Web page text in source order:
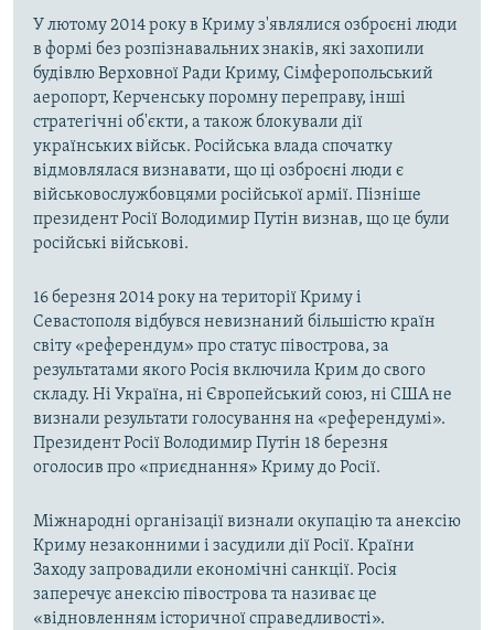
У лютому 2014 року в Криму з'являлися озброєні люди
в формі без розпізнавальних знаків, які захопили
будівлю Верховної Ради Криму, Сімферопольський
аеропорт, Керченську поромну переправу, інші
стратегічні об'єкти, а також блокували дії
українських військ. Російська влада спочатку
відмовлялася визнавати, що ці озброєні люди є
військовослужбовцями російської армії. Пізніше
президент Росії Володимир Путін визнав, що це були
російські військові.
16 березня 2014 року на території Криму і
Севастополя відбувся невизнаний більшістю країн
світу «референдум» про статус півострова, за
результатами якого Росія включила Крим до свого
складу. Ні Україна, ні Європейський союз, ні США не
визнали результати голосування на «референдумі».
Президент Росії Володимир Путін 18 березня
оголосив про «приєднання» Криму до Росії.
Міжнародні організації визнали окупацію та анексію
Криму незаконними і засудили дії Росії. Країни
Заходу запровадили економічні санкції. Росія
заперечує анексію півострова та називає це
«відновленням історичної справедливості».